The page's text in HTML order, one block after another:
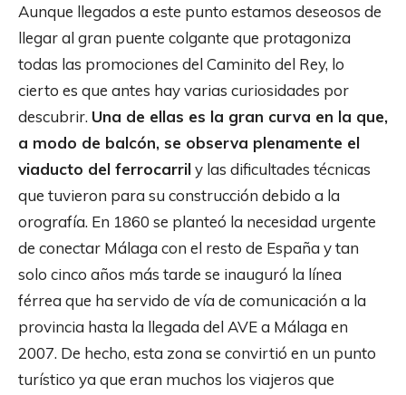
Aunque llegados a este punto estamos deseosos de
llegar al gran puente colgante que protagoniza
todas las promociones del Caminito del Rey, lo
cierto es que antes hay varias curiosidades por
descubrir. Una de ellas es la gran curva en la que,
a modo de balcón, se observa plenamente el
viaducto del ferrocarrily las dificultades técnicas
que tuvieron para su construcción debido a la
orografía. En 1860 se planteó la necesidad urgente
de conectar Málaga con el resto de España y tan
solo cinco años más tarde se inauguró la línea
férrea que ha servido de vía de comunicación a la
provincia hasta la llegada del AVE a Málaga en
2007. De hecho, esta zona se convirtió en un punto
turístico ya que eran muchos los viajeros que